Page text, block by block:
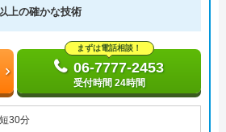
上の確かな技術
まずは電話相談！
06-7777-2453
受付時間 24時間
30分